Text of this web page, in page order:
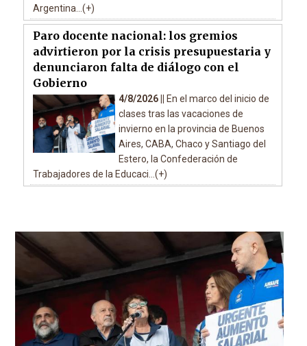
Argentina...(+)
Paro docente nacional: los gremios
advirtieron por la crisis presupuestaria y
denunciaron falta de diálogo con el
Gobierno
4/8/2026 ||
En el marco del inicio de
clases tras las vacaciones de
invierno en la provincia de Buenos
Aires, CABA, Chaco y Santiago del
Estero, la Confederación de
Trabajadores de la Educaci...(+)